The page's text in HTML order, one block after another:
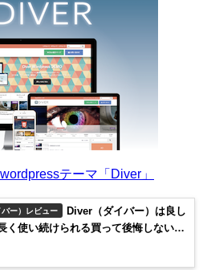
テーマ「Diver」
ー）レビュー
Diver（ダイバー）は良し
く使い続けられる買って後悔しないワ
テーマ